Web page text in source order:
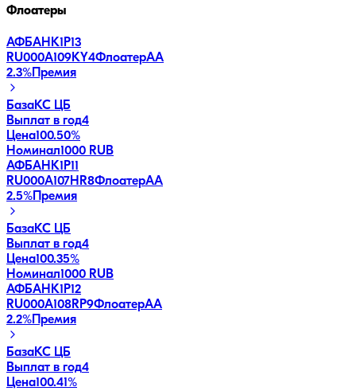
Флоатеры
АФБАНК1Р13
RU000A109KY4ФлоатерAA
2.3%Премия
БазаКС ЦБ
Выплат в год4
Цена100.50%
Номинал1000 RUB
АФБАНК1Р11
RU000A107HR8ФлоатерAA
2.5%Премия
БазаКС ЦБ
Выплат в год4
Цена100.35%
Номинал1000 RUB
АФБАНК1Р12
RU000A108RP9ФлоатерAA
2.2%Премия
БазаКС ЦБ
Выплат в год4
Цена100.41%